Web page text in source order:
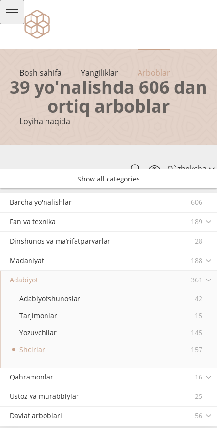
Bosh sahifa Yangiliklar Arboblar
Loyiha haqida
O`zbekcha
39 yo'nalishda 606 dan
ortiq arboblar
Show all categories
Barcha yo'nalishlar 606
Fan va texnika 189
Dinshunos va ma’rifatparvarlar 28
Madaniyat 188
Adabiyot 361
Adabiyotshunoslar
42
Tarjimonlar
15
Yozuvchilar
145
Shoirlar
157
Qahramonlar 16
Ustoz va murabbiylar 25
Davlat arboblari 56